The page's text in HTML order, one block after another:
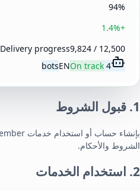
94%
+1.4%
Delivery progress9,824 / 12,500
4 bots
ENOn track
1. قبول الشروط
الشروط والأحكام.
2. استخدام الخدمات